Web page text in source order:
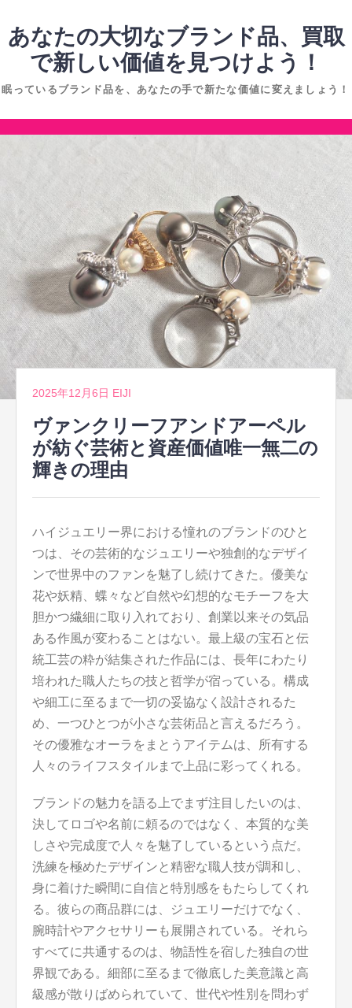
ン
ツ
へ
ス
あなたの大切なブランド品、買取
で新しい価値を見つけよう！
眠っているブランド品を、あなたの手で新たな価値に変えましょう！
コ
ツ
へ
ス
キ
ッ
プ
2025年12月6日 EIJI
ヴァンクリーフアンドアーペル
が紡ぐ芸術と資産価値唯一無二の
輝きの理由
ハイジュエリー界における憧れのブランドのひと
つは、その芸術的なジュエリーや独創的なデザイ
ンで世界中のファンを魅了し続けてきた。 優美な
花や妖精、蝶々など自然や幻想的なモチーフを大
胆かつ繊細に取り入れており、創業以来その気品
ある作風が変わることはない。最上級の宝石と伝
統工芸の粋が結集された作品には、長年にわたり
培われた職人たちの技と哲学が宿っている。構成
や細工に至るまで一切の妥協なく設計されるた
め、一つひとつが小さな芸術品と言えるだろう。
その優雅なオーラをまとうアイテムは、所有する
人々のライフスタイルまで上品に彩ってくれる。
ブランドの魅力を語る上でまず注目したいのは、
決してロゴや名前に頼るのではなく、本質的な美
しさや完成度で人々を魅了しているという点だ。
洗練を極めたデザインと精密な職人技が調和し、
身に着けた瞬間に自信と特別感をもたらしてくれ
る。彼らの商品群には、ジュエリーだけでなく、
腕時計やアクセサリーも展開されている。それら
すべてに共通するのは、物語性を宿した独自の世
界観である。細部に至るまで徹底した美意識と高
級感が散りばめられていて、世代や性別を問わず